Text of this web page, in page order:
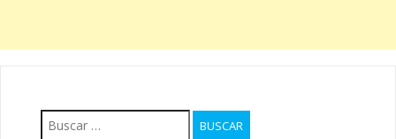
Buscar: